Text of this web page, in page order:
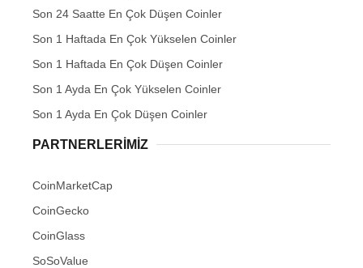
Son 24 Saatte En Çok Düşen Coinler
Son 1 Haftada En Çok Yükselen Coinler
Son 1 Haftada En Çok Düşen Coinler
Son 1 Ayda En Çok Yükselen Coinler
Son 1 Ayda En Çok Düşen Coinler
PARTNERLERIMIZ
CoinMarketCap
CoinGecko
CoinGlass
SoSoValue